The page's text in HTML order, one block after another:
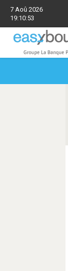
7 Aoû 2026
19:10:53